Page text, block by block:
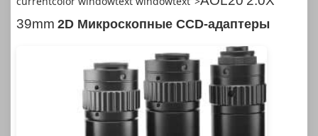
39mm 2D Микроскопные CCD-адаптеры